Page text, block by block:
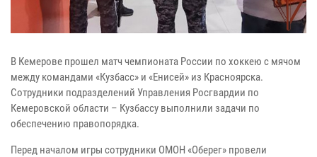
В Кемерове прошел матч чемпионата России по хоккею с мячом
между командами «Кузбасс» и «Енисей» из Красноярска.
Сотрудники подразделений Управления Росгвардии по
Кемеровской области – Кузбассу выполнили задачи по
обеспечению правопорядка.
Перед началом игры сотрудники ОМОН «Оберег» провели